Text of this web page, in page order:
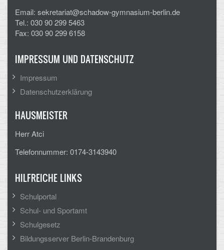
Berufsorientierung
Arbeitsgemeinschaften
Klima-Projekt
Elternchor
Ehemalige
Ethik, Philosophie und Religion
Gesellschaftswissenschaften
Email: sekretariat@schadow-gymnasium-berlin.de
Tel.: 030 90 299 5463
Fax: 030 90 299 6158
IMPRESSUM UND DATENSCHUTZ
Impressum
Datenschutzerklärung
HAUSMEISTER
Herr Atci
Telefonnummer: 0174-3143940
HILFREICHE LINKS
Schulportal
Schul- und Sportamt
Schulgesetz
Bildungsserver Berlin-Brandenburg